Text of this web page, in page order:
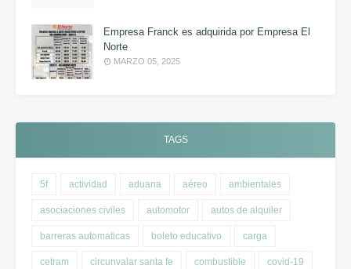
Empresa Franck es adquirida por Empresa El
Norte
MARZO 05, 2025
TAGS
5f actividad aduana aéreo ambientales
asociaciones civiles automotor autos de alquiler
barreras automaticas boleto educativo carga
cetram circunvalar santa fe combustible covid-19